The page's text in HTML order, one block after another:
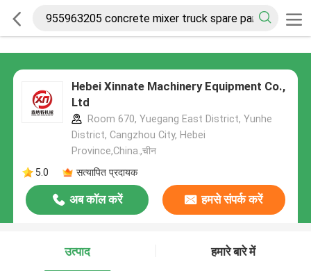
Hebei Xinnate Machinery Equipment Co.,
Ltd
Room 670, Yuegang East District, Yunhe
District, Cangzhou City, Hebei
Province,China.,चीन
5.0
सत्यापित प्रदायक
अब कॉल करें हमसे संपर्क करें
उत्पाद हमारे बारे में